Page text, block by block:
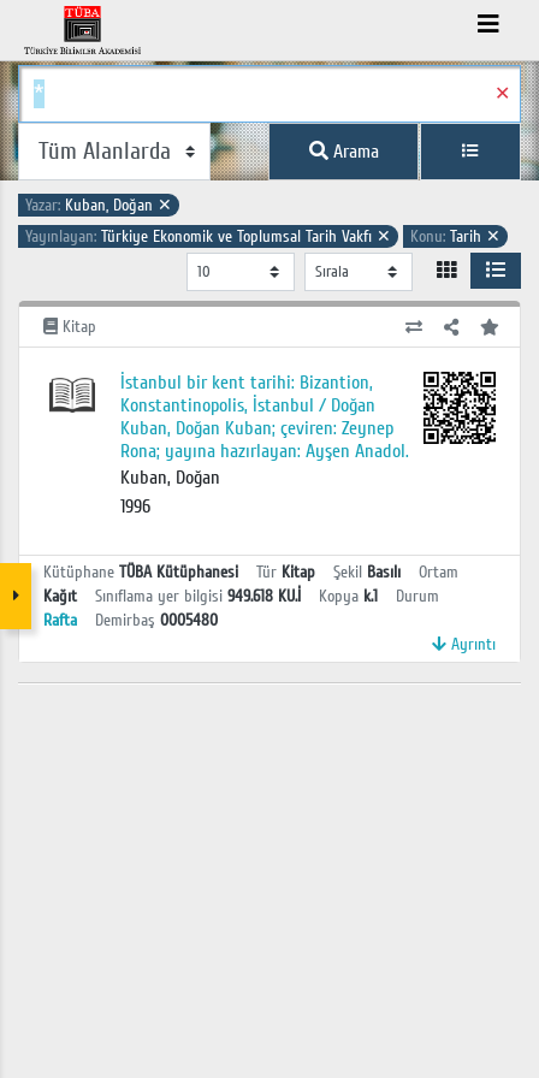
✕
Arama
Yazar: Kuban, Doğan ✕
Yayınlayan: Türkiye Ekonomik ve Toplumsal Tarih Vakfı ✕ Konu: Tarih ✕
Kitap
İstanbul bir kent tarihi: Bizantion,
Konstantinopolis, İstanbul / Doğan
Kuban, Doğan Kuban; çeviren: Zeynep
Rona; yayına hazırlayan: Ayşen Anadol.
Kuban, Doğan
1996
Kütüphane TÜBA Kütüphanesi Tür Kitap Şekil Basılı
Ortam
Kağıt
Sınıflama yer bilgisi 949.618 KU.İ Kopya k.1
Durum
Rafta
Demirbaş 0005480
Ayrıntı